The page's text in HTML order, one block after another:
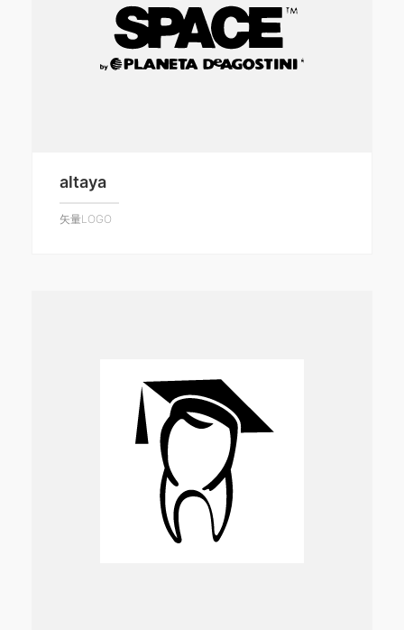
altaya
矢量LOGO